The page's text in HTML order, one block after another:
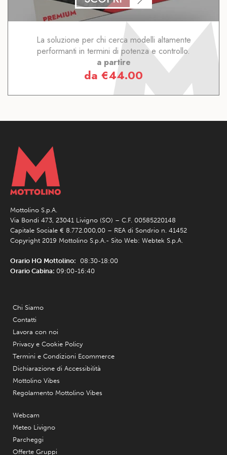
La soluzione per chi cerca modelli altamente
performanti in termini di potenza e controllo.
a partire
da €44.00
Mottolino S.p.A.
Via Bondi 473, 23041 Livigno (SO) – C.F. 00585220148
Capitale Sociale € 8.772.000,00 – REA di Sondrio n. 41452
Copyright 2019 Mottolino S.p.A.- Sito Web: Webtek S.p.A.
Orario HQ Mottolino: 08:30-18:00
Orario Cabina: 09:00-16:40
Chi Siamo
Contatti
Lavora con noi
Privacy e Cookie Policy
Termini e Condizioni Ecommerce
Dichiarazione di Accessibilità
Mottolino Vibes
Regolamento Mottolino Vibes
Webcam
Meteo Livigno
Parcheggi
Offerte Gruppi